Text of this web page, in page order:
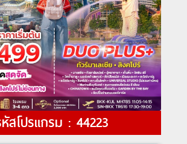
สโปรแกรม : 44223